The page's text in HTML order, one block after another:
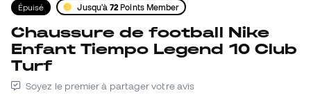
Épuisé Jusqu'à72 Points Member
Chaussure de football Nike
Enfant Tiempo Legend 10 Club
Turf
Soyez le premier à partager votre avis